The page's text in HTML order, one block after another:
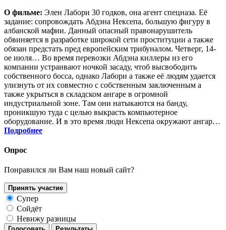
О фильме: Элен Лабори 30 годков, она агент спецназа. Её
задание: сопровождать Абдэна Нексепа, большую фигуру в
албанской мафии. Данный опасный правонарушитель
обвиняется в разработке широкой сети проституции а также
обязан предстать пред европейским трибуналом. Четверг, 14-
ое июля… Во время перевозки Абдэна киллеры из его
компании устраивают ночкой засаду, чтоб высвободить
собственного босса, однако Лабори а также её людям удается
улизнуть от их совместно с собственным заключенным а
также укрыться в складском ангаре в огромной
индустриальной зоне. Там они натыкаются на банду,
проникшую туда с целью выкрасть компьютерное
оборудование. И в это время люди Нексепа окружают ангар…
Подробнее
Опрос
Понравился ли Вам наш новый сайт?
Принять участие
Супер
Сойдёт
Невижу разницы